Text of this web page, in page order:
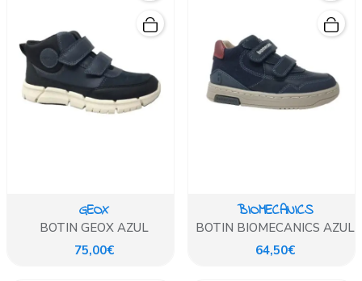
GEOX
BOTIN GEOX AZUL
75,00€
BIOMECANICS
BOTIN BIOMECANICS AZUL
64,50€